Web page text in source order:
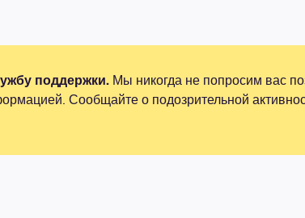
поддержки. Мы никогда не попросим вас
Сообщайте о подозрительной